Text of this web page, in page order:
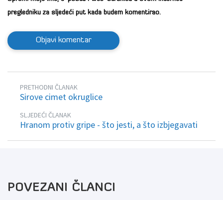
pregledniku za sljedeći put kada budem komentirao.
PRETHODNI ČLANAK
Sirove cimet okruglice
SLJEDEĆI ČLANAK
Hranom protiv gripe - što jesti, a što izbjegavati
POVEZANI ČLANCI